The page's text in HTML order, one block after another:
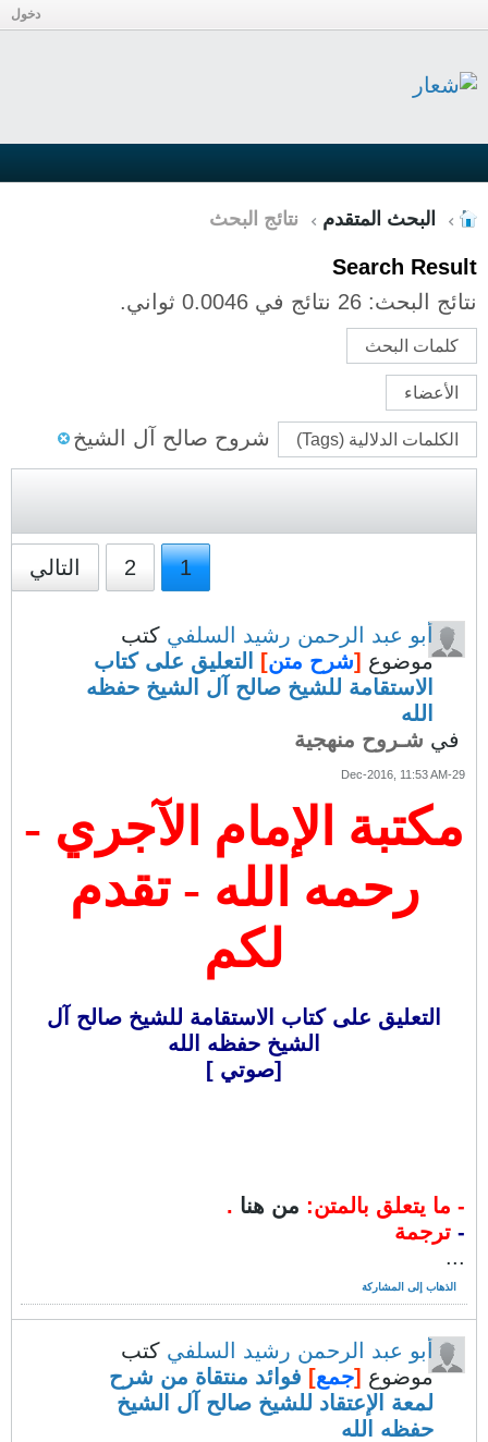
دخول
البحث المتقدم نتائج البحث
Search Result
نتائج البحث:
كلمات البحث
الأعضاء
الكلمات الدلالية (Tags) شروح صالح آل الشيخ
1
2 التالي
أبو عبد الرحمن رشيد السلفي كتب
موضوع [شرح متن]
التعليق على كتاب
الاستقامة للشيخ صالح آل الشيخ حفظه
الله
في شـروح منهجية
29-Dec-2016, 11:53 AM
مكتبة الإمام الآجري -
رحمه الله - تقدم
لكم
التعليق على كتاب الاستقامة للشيخ صالح آل
الشيخ حفظه الله
[صوتي ]
- ما يتعلق بالمتن: من هنا .
- ترجمة
...
الذهاب إلى المشاركة
أبو عبد الرحمن رشيد السلفي كتب
موضوع [جمع] فوائد منتقاة من شرح
لمعة الإعتقاد للشيخ صالح آل الشيخ
حفظه الله